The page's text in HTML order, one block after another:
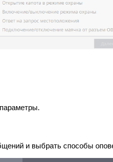
и выбрать способы